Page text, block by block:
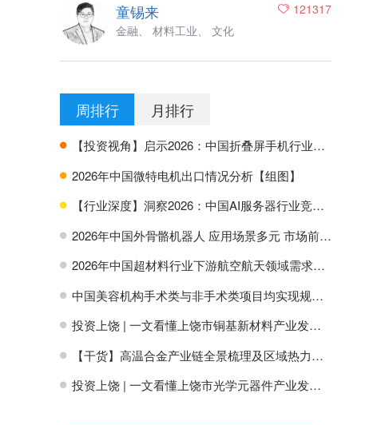
121317
童锡来
金融、 材料工业、 文化
周排行 月排行
H 【投资视角】启示2026：中国折叠屏手机行业投融资及兼并重组分析
H 2026年中国微特电机出口情况分析【组图】
H 【行业深度】洞察2026：中国AI服务器行业竞争格局及市场份额
H 2026年中国外骨骼机器人 应用场景多元 市场前景广阔【组图】
H 2026年中国超材料行业下游航空航天领域需求分析【组图】
H 中国美容机构手术类与非手术类项目均实现规模增长【组图】
H 投资上饶 | 一文看懂上饶市铜基新材料产业发展现状与投资机会前瞻
H 【干货】高温合金产业链全景梳理及区域热力地图
H 投资上饶 | 一文看懂上饶市光学元器件产业发展现状与投资机会前瞻